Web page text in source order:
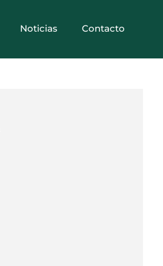
Noticias Contacto